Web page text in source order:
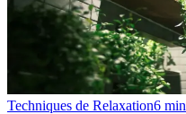
Techniques de Relaxation6 min